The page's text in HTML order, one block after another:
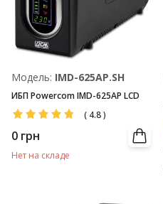
Модель: IMD-625AP.SH
ИБП Powercom IMD-625AP LCD
( 4.8)
0 грн
Нет на складе